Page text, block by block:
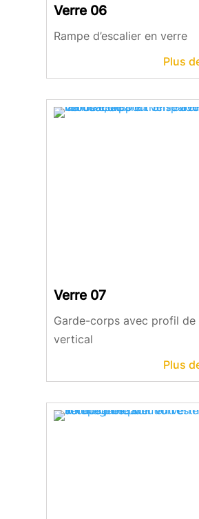
Verre 06
Rampe d’escalier en verre
Plus
Verre 07
Garde-corps avec profil de
vertical
Plus